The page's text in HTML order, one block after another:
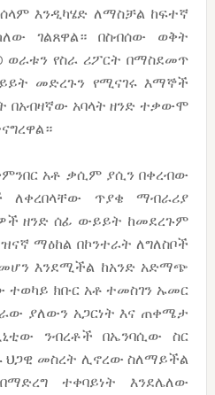
እንዲካሄድ ለማስቻል ከፍተኛ
ገልጸዋል። በስብሰው ወቅት
ወራቱን የስራ ሪፖርት በማስደመጥ
መድረጉን የሚናገሩ እማኞች
በአብዛኛው አባላት ዘንድ ተቃውሞ
አቶ ቃሲም ያሲን በቀረብው
ለቀረበላቸው ጥያቄ ማብራሪያ
ዘንድ ሰፊ ውይይት ከመደረጉም
ማዕከል በኮንተራት ለግለስቦች
እንደሚችል ከአንድ አድማጭ
ተወካይ ክቡር አቶ ተመስገን ኡመር
ያለውን አጋርነት እና ጠቀሜታ
ንብረቶች በኤንባሲው ስር
ህጋዊ መስረት ሊኖረው ስለማይችል
ተቀባይነት እንደሌለው